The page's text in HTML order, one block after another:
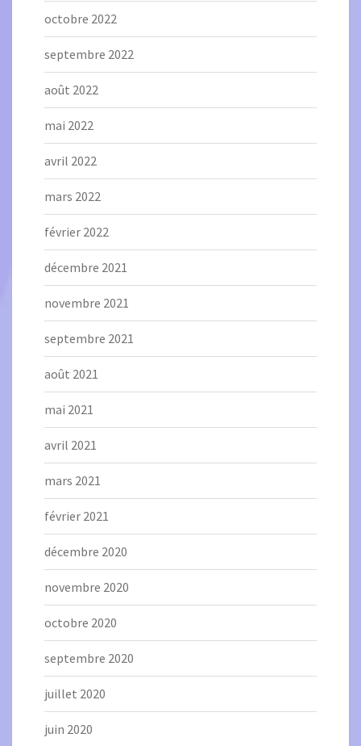
octobre 2022
septembre 2022
août 2022
mai 2022
avril 2022
mars 2022
février 2022
décembre 2021
novembre 2021
septembre 2021
août 2021
mai 2021
avril 2021
mars 2021
février 2021
décembre 2020
novembre 2020
octobre 2020
septembre 2020
juillet 2020
juin 2020